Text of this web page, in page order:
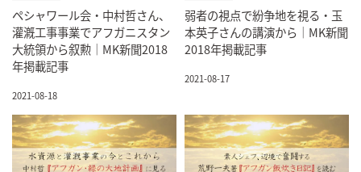
ペシャワール会・中村哲さん、
灌漑工事事業でアフガニスタン
大統領から叙勲｜MK新聞2018
年掲載記事
2021-08-18
弱者の視点で紛争地を視る・玉
本英子さんの講演から｜MK新聞
2018年掲載記事
2021-08-17